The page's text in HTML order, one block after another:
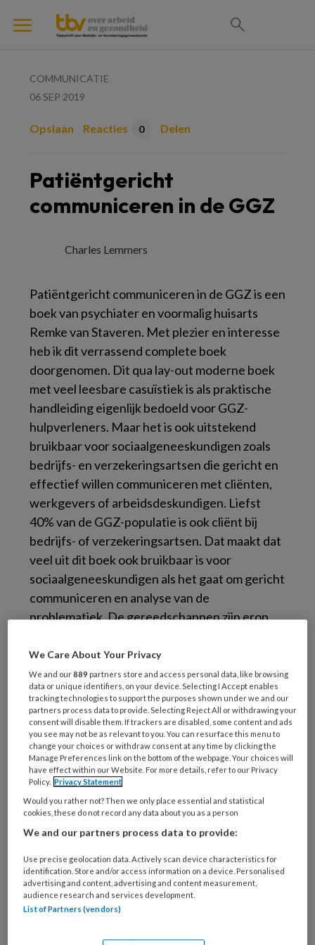
COMMUNICATIE
06 SEP 2019
Opslaan Reacties 0 Delen
Patiëntgericht
communiceren in de GGZ
Charles Lemmers
Patiëntgericht communiceren in de GGZis een
boek van psychiater en voormalig huisarts
Remke van Staveren. Met plezier en interesse
heb ik dit verrassend complete boek
doorgenomen. Dit qua lay-out moderne boek
met veel leesbare casuïstiek is als praktische
handleiding eigenlijk bedoeld voor GGZ-
hulpverleners. Maar het is ook uitstekend
bruikbaar voor sociaalgeneeskundigen zoals
bedrijfs- en verzekeringsartsen die gericht en
effectief willen communiceren met cliënten,
werkgevers of arbeidsdeskundigen. Liefst
40% van de GGZ-populatie is ook cliënt bij
bedrijfs- of verzekeringsartsen. Dat maakt dat
veel uit dit boek ook bruikbaar is voor
sociaalgeneeskundigen als het gaat om gericht
communiceren en analyse van de
problematiek. De gereedschappen zijn erop
verschillende gesprekspartners te
verbeteren. Dat gaat dan via verbetering van
inlevend vermogen en versterking van luister-
en gesprekstechniek. De gedachte is dat
daardoor het wederzijds vertrouwen en begrip
worden versterkt met als gevolg dat je een
trefzekerder analyse kunt maken van de
problematiek. Cliënten zouden zich dan beter
begrepen, gesteund en erkend voelen, met als
gevolg meer inzicht en grip op de eigen rol bij
integratie in arbeid zouden daardoor groter
worden. Zoveel mogelijk met de
gesprekspartner consensus bereiken over de
en dat kan ook uitstekend gebruikt worden
We Care About Your Privacy
We and our889 partners store and access personal data, like browsing
data or unique identifiers, on your device. Selecting I Accept enables
tracking technologies to support the purposes shown under we and our
partners process data to provide. Selecting Reject All or withdrawing your
consent will disable them. If trackers are disabled, some content and ads
you see may not be as relevant to you. You can resurface this menu to
change your choices or withdraw consent at any time by clicking the
Manage Preferences link on the bottom of the webpage. Your choices will
have effect within our Website. For more details, refer to our Privacy
Policy. Privacy Statement
Would you rather not? Then we only place essential and statistical
cookies, these do not record any data about you as a person
We and our partners process data to provide:
Use precise geolocation data. Actively scan device characteristics for
identification. Store and/or access information on a device. Personalised
advertising and content, advertising and content measurement,
audience research and services development.
List of Partners (vendors)